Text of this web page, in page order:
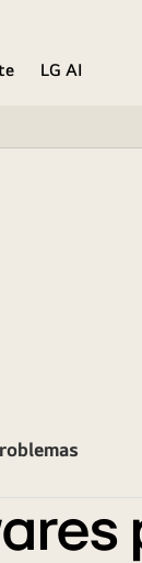
LG AI